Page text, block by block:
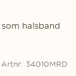
halsband
Artnr: 34010MRD